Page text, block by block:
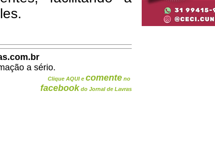
a sério.
Clique AQUI e comente no
facebook do Jornal de Lavras